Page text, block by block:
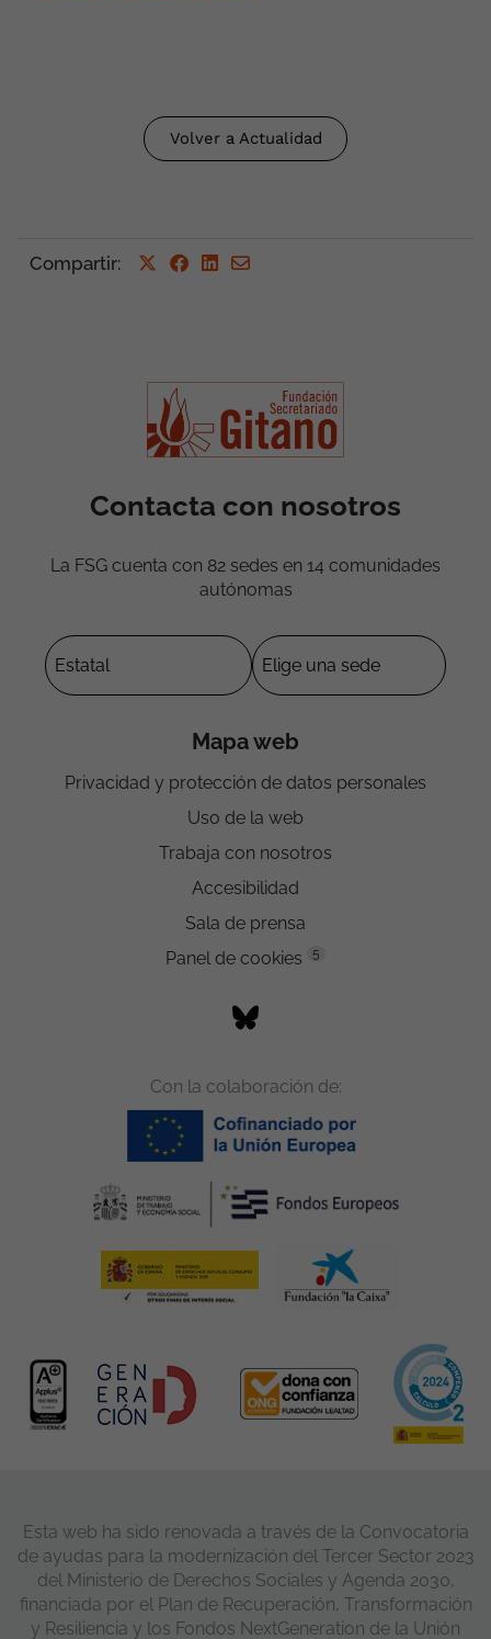
Volver a Actualidad
Compartir:
Contacta con nosotros
La FSG cuenta con 82 sedes en 14 comunidades
autónomas
Mapa web
Privacidad y protección de datos personales
Uso de la web
Trabaja con nosotros
Accesibilidad
Sala de prensa
Panel de cookies
5
Con la colaboración de:
Esta web ha sido renovada a través de la Convocatoria
de ayudas para la modernización del Tercer Sector 2023
del Ministerio de Derechos Sociales y Agenda 2030,
financiada por el Plan de Recuperación, Transformación
y Resiliencia y los Fondos NextGeneration de la Unión